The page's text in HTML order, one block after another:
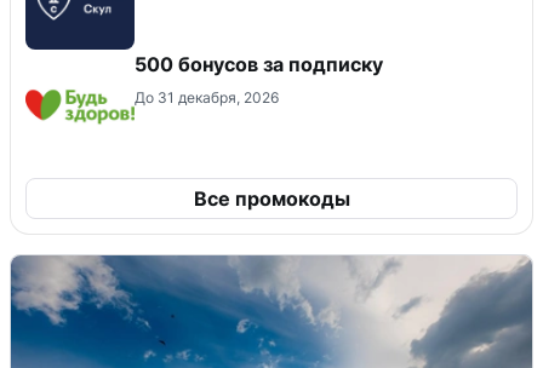
500 бонусов за подписку
До 31 декабря, 2026
Все промокоды